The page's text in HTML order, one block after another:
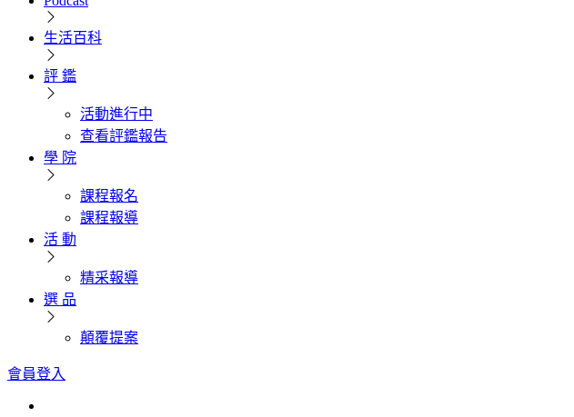
生活百科
評 鑑
活動進行中
查看評鑑報告
學 院
課程報名
課程報導
活 動
精采報導
選 品
顛覆提案
會員登入